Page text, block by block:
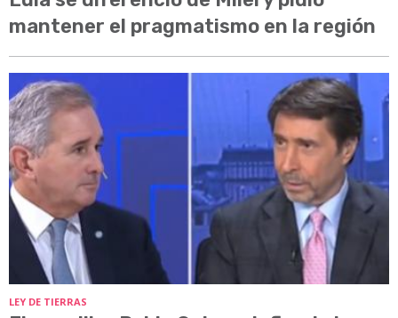
mantener el pragmatismo en la región
LEY DE TIERRAS